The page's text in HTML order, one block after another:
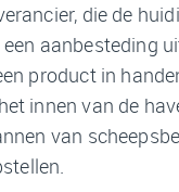
die de
aanbesteding
product in
innen van de
van